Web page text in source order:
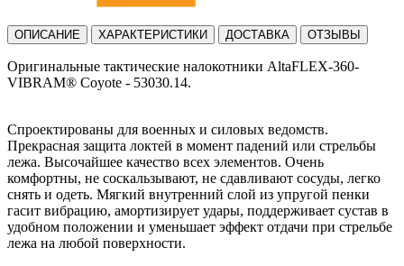
ОПИСАНИЕ ХАРАКТЕРИСТИКИ ДОСТАВКА ОТЗЫВЫ
Оригинальные тактические налокотники AltaFLEX-360-
VIBRAM® Coyote - 53030.14.
Спроектированы для военных и силовых ведомств.
Прекрасная защита локтей в момент падений или стрельбы
лежа. Высочайшее качество всех элементов. Очень
комфортны, не соскальзывают, не сдавливают сосуды, легко
снять и одеть. Мягкий внутренний слой из упругой пенки
гасит вибрацию, амортизирует удары, поддерживает сустав в
удобном положении и уменьшает эффект отдачи при стрельбе
лежа на любой поверхности.